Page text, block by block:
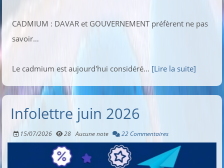
CADMIUM : DAVAR et GOUVERNEMENT préfèrent ne pas
savoir…
Le cadmium est aujourd'hui considéré... [Lire la suite]
Infolettre juin 2026
15/07/2026 28 Aucune note 22 Commentaires